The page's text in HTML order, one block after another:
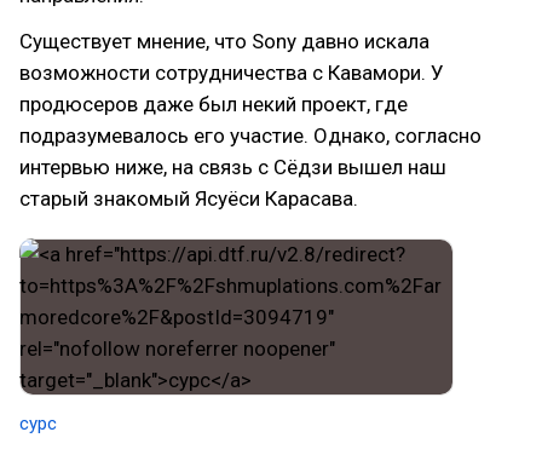
Существует мнение, что Sony давно искала
возможности сотрудничества с Кавамори. У
продюсеров даже был некий проект, где
подразумевалось его участие. Однако, согласно
интервью ниже, на связь с Сёдзи вышел наш
старый знакомый Ясуёси Карасава.
сурс